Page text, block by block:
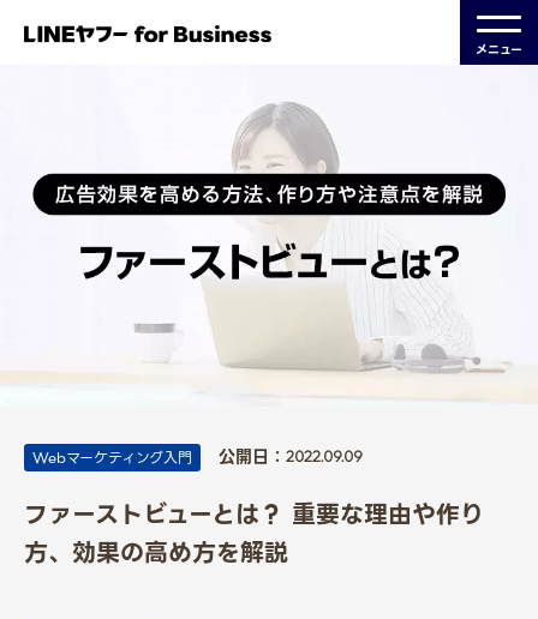
メニュー
Webマーケティング入門 公開日： 2022.09.09
ファーストビューとは？ 重要な理由や作り
方、効果の高め方を解説